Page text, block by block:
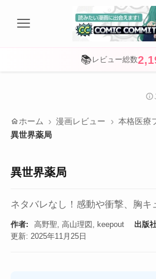
📚 レビュー総数
info
home ホーム 漫画レビュー
本格医療
異世界薬局
異世界薬局
ネタバレなし！感動や衝撃、胸キ
作者: 高野聖, 高山理図, keepout 出版
更新: 2025年11月25日